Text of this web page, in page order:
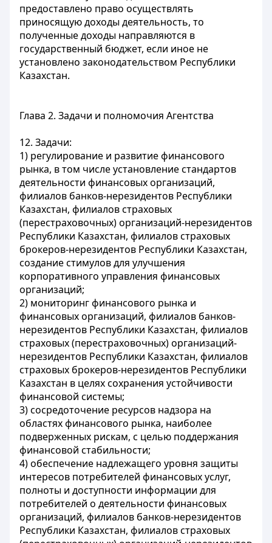
предоставлено право осуществлять
приносящую доходы деятельность, то
полученные доходы направляются в
государственный бюджет, если иное не
установлено законодательством Республики
Казахстан.
Глава 2. Задачи и полномочия Агентства
12. Задачи:
1) регулирование и развитие финансового
рынка, в том числе установление стандартов
деятельности финансовых организаций,
филиалов банков-нерезидентов Республики
Казахстан, филиалов страховых
(перестраховочных) организаций-нерезидентов
Республики Казахстан, филиалов страховых
брокеров-нерезидентов Республики Казахстан,
создание стимулов для улучшения
корпоративного управления финансовых
организаций;
2) мониторинг финансового рынка и
финансовых организаций, филиалов банков-
нерезидентов Республики Казахстан, филиалов
страховых (перестраховочных) организаций-
нерезидентов Республики Казахстан, филиалов
страховых брокеров-нерезидентов Республики
Казахстан в целях сохранения устойчивости
финансовой системы;
3) сосредоточение ресурсов надзора на
областях финансового рынка, наиболее
подверженных рискам, с целью поддержания
финансовой стабильности;
4) обеспечение надлежащего уровня защиты
интересов потребителей финансовых услуг,
полноты и доступности информации для
потребителей о деятельности финансовых
организаций, филиалов банков-нерезидентов
Республики Казахстан, филиалов страховых